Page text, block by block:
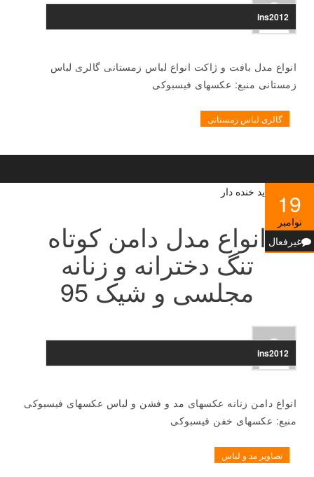
ins2012
انواع مدل بافت و ژاکت انواع لباس زمستانی گالری لباس
زمستانی منبع: عکسهای فیسبوکی
گالری لباس زمستانی
19
نوامبر
غیرفعال انواع مدل دامن کوتاه
تنگ دخترانه و زنانه
مجلسی و شیک 95
ins2012
انواع دامن زنانه عکسهای مد و فشن و لباس عکسهای فیسبوکی
منبع: عکسهای خفن فیسبوکی
تصاویر مد و لباس